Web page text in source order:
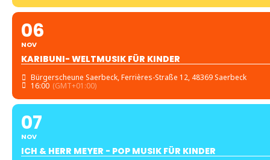
06
NOV
KARIBUNI- WELTMUSIK FÜR KINDER
Bürgerscheune Saerbeck, Ferrières-Straße 12, 48369 Saerbeck
16:00 (GMT+01:00)
07
NOV
ICH & HERR MEYER - POP MUSIK FÜR KINDER